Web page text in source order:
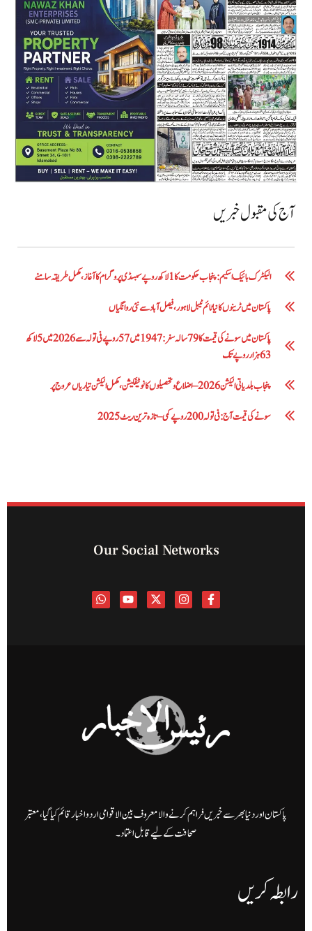
آج کی مقبول خبریں
الیکٹرک بائیک اسکیم: پنجاب حکومت کا1 لاکھ روپے سبسڈی پروگرام کا آغاز ،مکمل طریقہ سامنے
پاکستان میں ٹرینوں کا نیا ٹائم ٹیبل لاہور، فیصل آباد سے نئی روانگیاں
پاکستان میں سونے کی قیمت کا 79 سالہ سفر: 1947 میں 57 روپے فی تولہ سے 2026 میں 5 لاکھ
63 ہزار روپے تک
پنجاب بلدیاتی الیکشن 2026 – اضلاع و تحصیلوں کا نوٹیفکیشن، مکمل الیکشن تیاریاں عروج پر
سونے کی قیمت آج: فی تولہ 200 روپے کمی – تازہ ترین ریٹ 2025
Our Social Networks
پاکستان اور دنیا بھر سے خبریں فراہم کرنے والا معروف بین الاقوامی اردو اخبار قائم کیا گیا، معتبر
صحافت کے لیے قابل اعتماد۔
رابطہ کریں